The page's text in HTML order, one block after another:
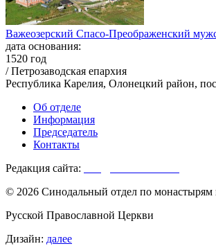
Важеозерский Спасо-Преображенский
дата основания:
1520 год
/ Петрозаводская епархия
Республика Карелия, Олонецкий район,
Об отделе
Информация
Председатель
Контакты
Редакция сайта:
© 2026 Синодальный отдел по монастырям
Русской Православной Церкви
Дизайн: далее